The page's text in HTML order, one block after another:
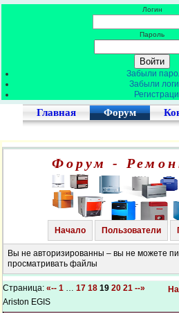
Логин
Пароль
Забыли
Забыли
Главная Форум
Форум -
Начало Пользователи
Вы не авторизированны – вы не можете
просматривать файлы
Страница: «-- 1 … 17 18 19 20 21 --»
Ariston EGIS